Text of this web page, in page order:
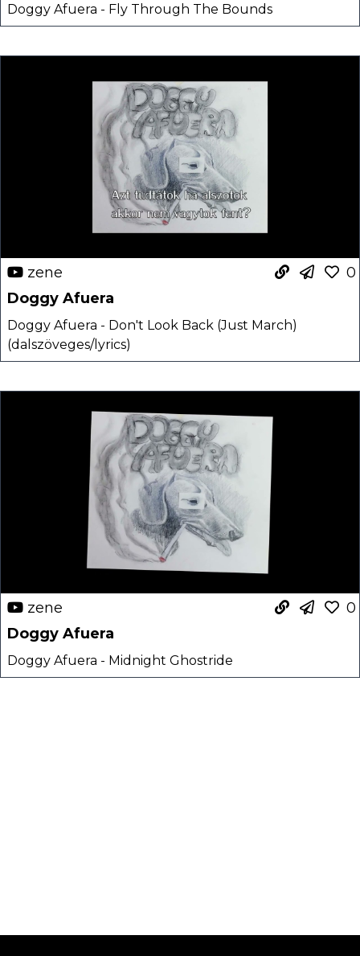
Doggy Afuera - Fly Through The Bounds
zene
0
Doggy Afuera
Doggy Afuera - Don't Look Back (Just March)
(dalszöveges/lyrics)
zene
0
Doggy Afuera
Doggy Afuera - Midnight Ghostride